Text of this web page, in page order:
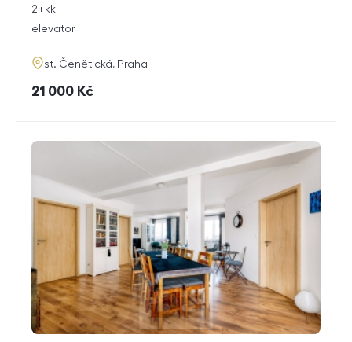
rozměry
2+kk
funkce
elevator
adresa
st. Čenětická, Praha
cena
21 000 Kč